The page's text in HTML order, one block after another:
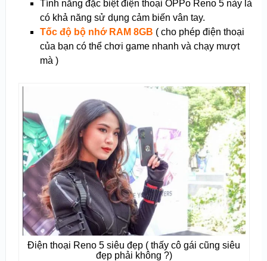
Tính năng đặc biệt điện thoại OPPo Reno 5 này là
có khả năng sử dụng cảm biến vân tay.
Tốc độ bộ nhớ RAM 8GB ( cho phép điện thoại
của bạn có thể chơi game nhanh và chạy mượt
mà )
Điện thoại Reno 5 siêu đẹp ( thấy cô gái cũng siêu
đẹp phải không ?)